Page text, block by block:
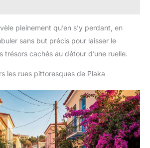
pleinement qu’en s’y perdant, en
sans but précis pour laisser le
trésors cachés au détour d’une ruelle.
les rues pittoresques de Plaka